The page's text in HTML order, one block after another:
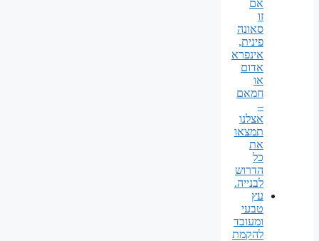
אם
זו
סאונה
פינית,
אינפרא
אדום
או
חמאם
–
אצלנו
תמצאו
את
כל
הדרוש
לבנייה.
עץ
טבעי
ומעובד
להקמת